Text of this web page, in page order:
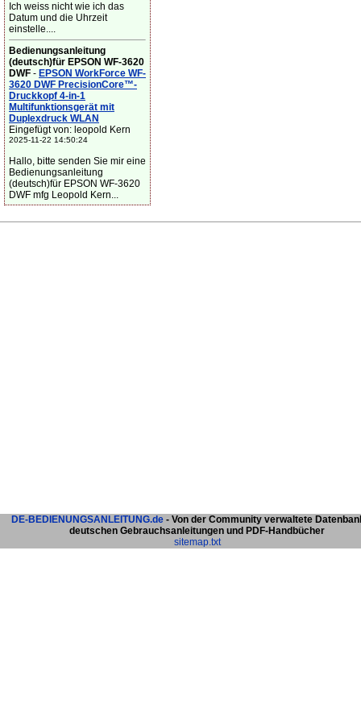
Ich weiss nicht wie ich das
Datum und die Uhrzeit
einstelle....
Bedienungsanleitung
(deutsch)für EPSON WF-3620
DWF - EPSON WorkForce WF-
3620 DWF PrecisionCore™-
Druckkopf 4-in-1
Multifunktionsgerät mit
Duplexdruck WLAN
Eingefügt von: leopold Kern
2025-11-22 14:50:24
Hallo, bitte senden Sie mir eine
Bedienungsanleitung
(deutsch)für EPSON WF-3620
DWF mfg Leopold Kern...
DE-BEDIENUNGSANLEITUNG.de - Von der Community verwaltete
deutschen Gebrauchsanleitungen und PDF-Handbücher
sitemap.txt